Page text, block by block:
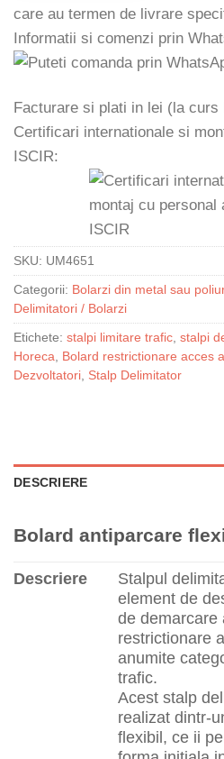
care au termen de livrare
Informatii si comenzi prin
Facturare si plati in lei (la curs
Certificari internationale si
ISCIR:
SKU: UM4651
Categorii: Bolarzi din metal sau
Delimitatori / Bolarzi
Etichete: stalpi limitare trafic stalpi
Horeca
Bolard restrictionare acces
Dezvoltatori Stalp Delimitator
DESCRIERE
Bolard antiparcare
Descriere
Stalpul
element de
de demarcare
restrictionare
anumite
trafic.
Acest stalp
realizat dintr-
flexibil, ce ii